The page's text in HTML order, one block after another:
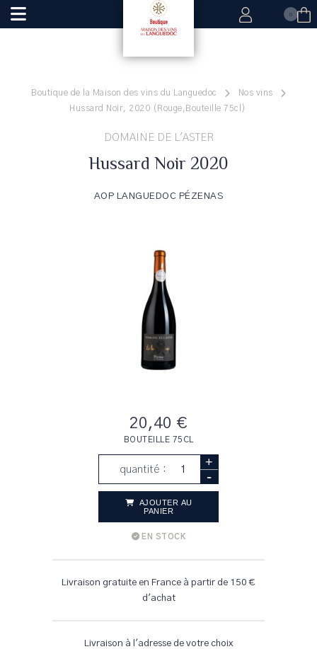
0
Boutique de la Maison des vins du Languedoc
Nos vins
Hussard Noir, 2020 (Rouge,Bouteille 75cl)
DOMAINE DE L'ASTER
Hussard Noir 2020
AOP LANGUEDOC PÉZENAS
20,40 €
BOUTEILLE 75CL
quantité : +
-
AJOUTER AU
PANIER
EN STOCK
Livraison gratuite en France à partir de 150 €
d'achat
Livraison à l'adresse de votre choix